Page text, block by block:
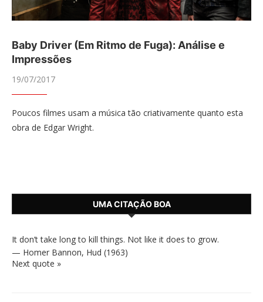
Baby Driver (Em Ritmo de Fuga): Análise e
Impressões
19/07/2017
Poucos filmes usam a música tão criativamente quanto esta
obra de Edgar Wright.
UMA CITAÇÃO BOA
It don’t take long to kill things. Not like it does to grow.
— Homer Bannon, Hud (1963)
Next quote »